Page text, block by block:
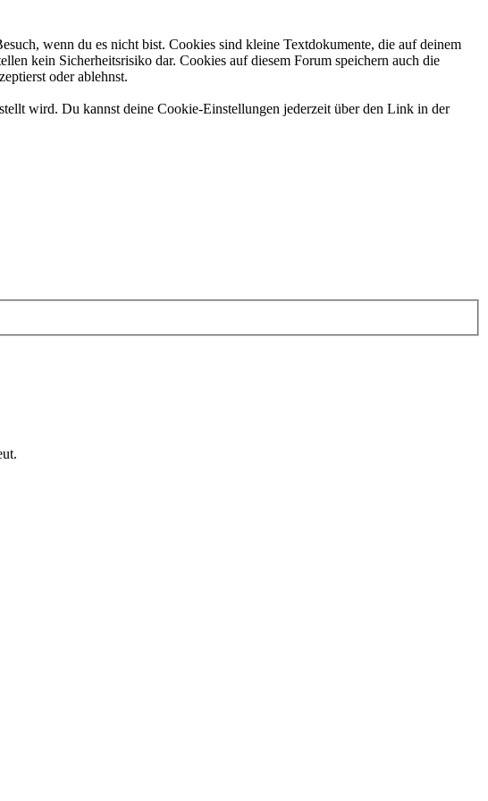
wenn du es nicht bist. Cookies sind kleine Textdokumente, die auf deinem
kein Sicherheitsrisiko dar. Cookies auf diesem Forum speichern auch die
oder ablehnst.
wird. Du kannst deine Cookie-Einstellungen jederzeit über den Link in der